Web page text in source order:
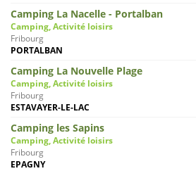
Camping La Nacelle - Portalban
Camping, Activité loisirs
Fribourg
PORTALBAN
Camping La Nouvelle Plage
Camping, Activité loisirs
Fribourg
ESTAVAYER-LE-LAC
Camping les Sapins
Camping, Activité loisirs
Fribourg
EPAGNY